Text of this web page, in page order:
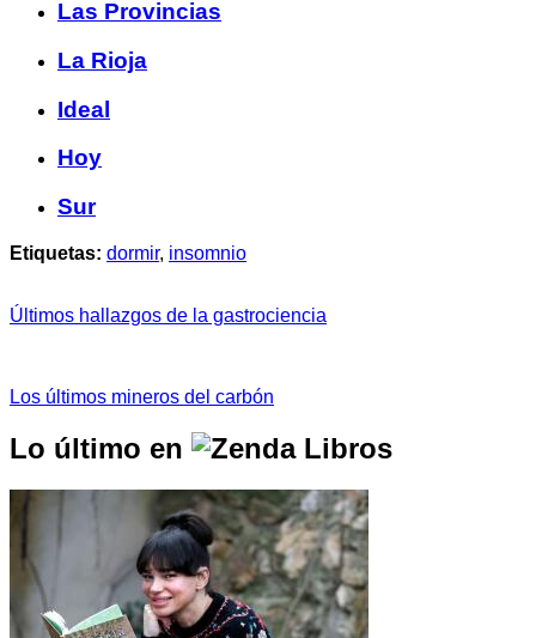
Las Provincias
La Rioja
Ideal
Hoy
Sur
Etiquetas: dormir, insomnio
Últimos hallazgos de la gastrociencia
Los últimos mineros del carbón
Lo último en